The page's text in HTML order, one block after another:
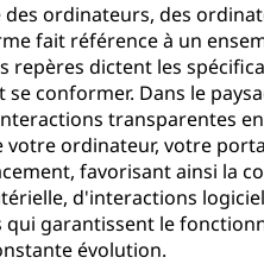
des ordinateurs, des
fait référence à un
repères dictent les
se conformer. Dans le
transparentes
votre ordinateur, votre
favorisant ainsi la
d'interactions
garantissent le
évolution.